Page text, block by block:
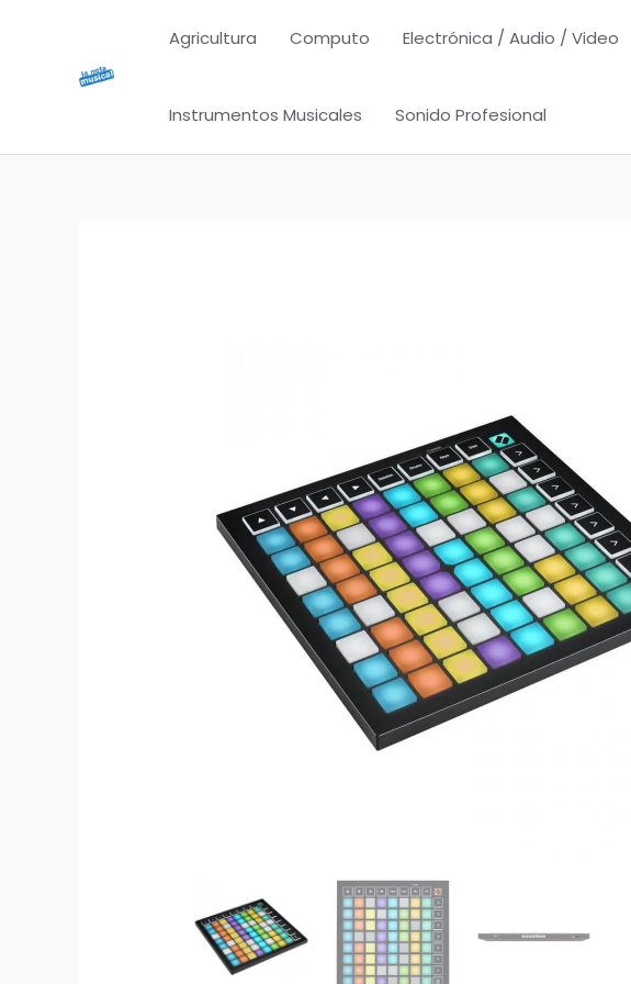
contenido
Agricultura Computo Electrónica / Audio / Video
Instrumentos Musicales Sonido Profesional